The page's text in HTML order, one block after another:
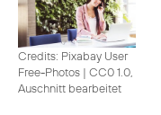
Credits: Pixabay User
Free-Photos | CC0 1.0,
Auschnitt bearbeitet